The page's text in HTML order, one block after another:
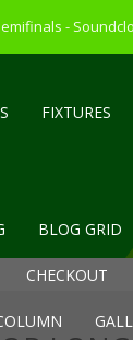
-
FIXTURES
BLOG GRID
CHECKOUT